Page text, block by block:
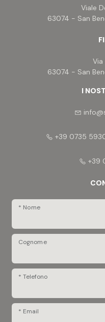
Viale
63074 - San
Via
63074 - San
I
+39 0735
+39
* Nome
Cognome
* Telefono
* Email